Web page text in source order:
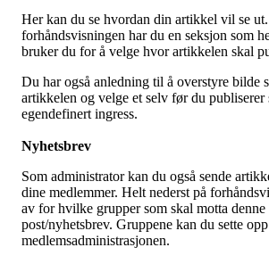
Her kan du se hvordan din artikkel vil se
forhåndsvisningen har du en seksjon som
bruker du for å velge hvor artikkelen skal
Du har også anledning til å overstyre bilde
artikkelen og velge et selv før du publiserer
egendefinert ingress.
Nyhetsbrev
Som administrator kan du også sende
dine medlemmer. Helt nederst på
av for hvilke grupper som skal motta
post/nyhetsbrev. Gruppene kan du sette
medlemsadministrasjonen.